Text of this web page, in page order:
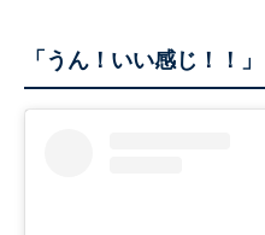
「うん！いい感じ！！」